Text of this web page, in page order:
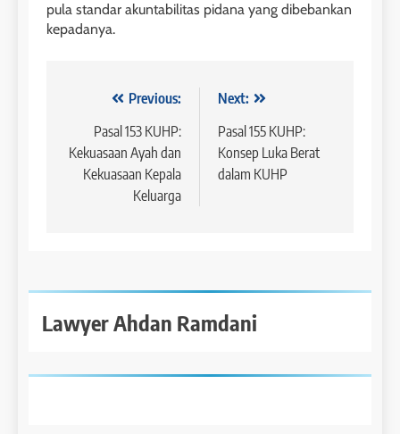
pula standar akuntabilitas pidana yang dibebankan
kepadanya.
NavigasiPrevious:
Pasal 153 KUHP:
Kekuasaan Ayah dan
Kekuasaan Kepala
Keluarga
Next:
Pasal 155 KUHP:
Konsep Luka Berat
dalam KUHP
Lawyer Ahdan Ramdani